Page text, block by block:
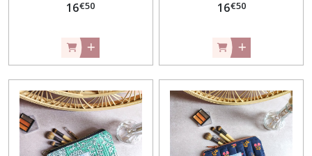
16€50 16€50